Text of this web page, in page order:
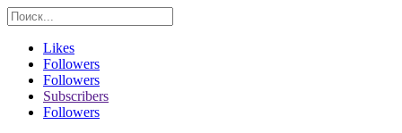
Likes
Followers
Followers
Subscribers
Followers